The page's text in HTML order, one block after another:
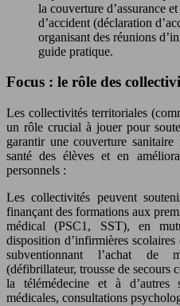
la couverture d’assurance
d’accident (déclaration
organisant des réunions
guide pratique.
Focus : le rôle des
Les collectivités territoriales
un rôle crucial à jouer pour
garantir une couverture
santé des élèves et en
personnels :
Les collectivités peuvent
finançant des formations aux
médical (PSC1, SST), en
disposition d’infirmières scolaires
subventionnant l’achat de
(défibrillateur, trousse de secours
la télémédecine et à d’autres
médicales, consultations